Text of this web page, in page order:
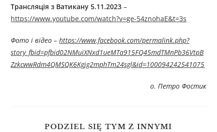
Трансляція з Ватикану 5.11.2023–
https://www.youtube.com/watch?v=ge-54znohaE&t=3s
Фото і відео – https://www.facebook.com/permalink.php?
story_fbid=pfbid02NMuiXNxd1ueMTa915FQ45mdTMnPb36VtpB
ZzkcwwRdm4QMSQK6Kgjg2mphTm24sgl&id=100094242541075
о. Петро Фостик
PODZIEL SIĘ TYM Z INNYMI